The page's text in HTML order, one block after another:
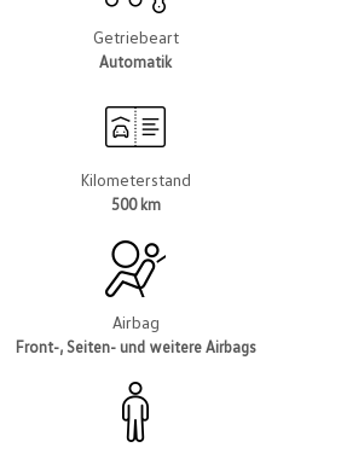
Getriebeart
Automatik
Kilometerstand
500 km
Airbag
Front-, Seiten- und weitere Airbags